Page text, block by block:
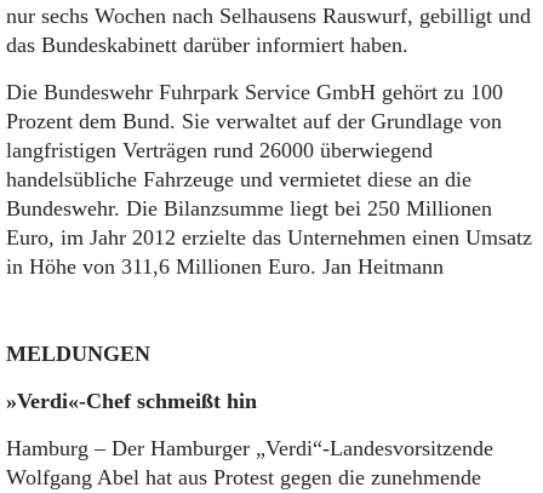
nur sechs Wochen nach Selhausens Rauswurf, gebilligt und
das Bundeskabinett darüber informiert haben.
Die Bundeswehr Fuhrpark Service GmbH gehört zu 100
Prozent dem Bund. Sie verwaltet auf der Grundlage von
langfristigen Verträgen rund 26000 überwiegend
handelsübliche Fahrzeuge und vermietet diese an die
Bundeswehr. Die Bilanzsumme liegt bei 250 Millionen
Euro, im Jahr 2012 erzielte das Unternehmen einen Umsatz
in Höhe von 311,6 Millionen Euro. Jan Heitmann
MELDUNGEN
»Verdi«-Chef schmeißt hin
Hamburg – Der Hamburger „Verdi“-Landesvorsitzende
Wolfgang Abel hat aus Protest gegen die zunehmende